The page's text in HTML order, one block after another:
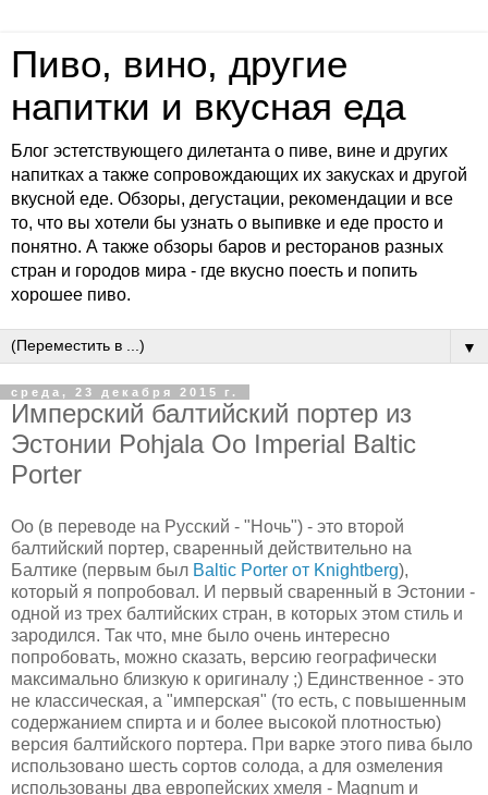
Пиво, вино, другие
напитки и вкусная еда
Блог эстетствующего дилетанта о пиве, вине и других
напитках а также сопровождающих их закусках и другой
вкусной еде. Обзоры, дегустации, рекомендации и все
то, что вы хотели бы узнать о выпивке и еде просто и
понятно. А также обзоры баров и ресторанов разных
стран и городов мира - где вкусно поесть и попить
хорошее пиво.
▼
среда, 23 декабря 2015 г.
Имперский балтийский портер из
Эстонии Pohjala Oo Imperial Baltic
Porter
Oo (в переводе на Русский - "Ночь") - это второй
балтийский портер, сваренный действительно на
Балтике (первым был Baltic Porter от Knightberg),
который я попробовал. И первый сваренный в Эстонии -
одной из трех балтийских стран, в которых этом стиль и
зародился. Так что, мне было очень интересно
попробовать, можно сказать, версию географически
максимально близкую к оригиналу ;) Единственное - это
не классическая, а "имперская" (то есть, с повышенным
содержанием спирта и и более высокой плотностью)
версия балтийского портера. При варке этого пива было
использовано шесть сортов солода, а для озмеления
использованы два европейских хмеля - Magnum и